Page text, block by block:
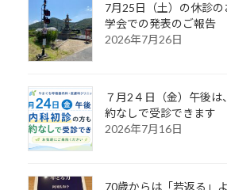
7月25日（土）の休診
学会での発表のご報告
2026年7月26日
７月2４日（金）午後
約なしで受診できます
2026年7月16日
70歳からは「若返る」